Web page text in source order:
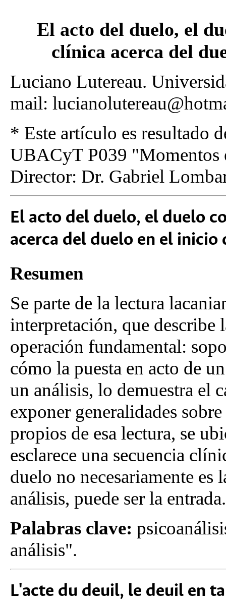
El acto del duelo, el
clínica acerca del
Luciano Lutereau.
mail:
* Este artículo es resultado
UBACyT P039 "Momentos
Director: Dr. Gabriel
El acto del duelo, el duelo
acerca del duelo en el inicio
Resumen
Se parte de la lectura
interpretación, que
operación fundamental:
cómo la puesta en acto de
un análisis, lo demuestra el
exponer generalidades
propios de esa lectura, se
esclarece una secuencia
duelo no necesariamente es
análisis, puede ser la entrada.
Palabras clave:
análisis".
L'acte du deuil, le deuil en